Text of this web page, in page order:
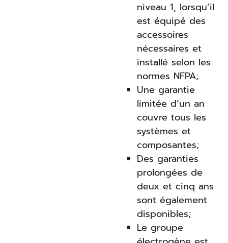
niveau 1, lorsqu’il
est équipé des
accessoires
nécessaires et
installé selon les
normes NFPA;
Une garantie
limitée d’un an
couvre tous les
systèmes et
composantes;
Des garanties
prolongées de
deux et cinq ans
sont également
disponibles;
Le groupe